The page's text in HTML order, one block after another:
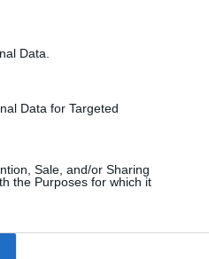
Data.
Data for Targeted
Sale, and/or Sharing
the Purposes for which it